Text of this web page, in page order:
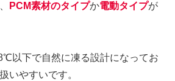
PCM素材のタイプか電動タイプが
以下で自然に凍る設計になってお
いやすいです。